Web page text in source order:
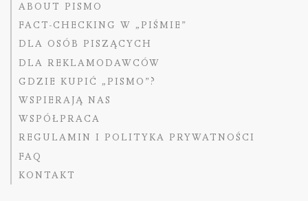
ABOUT PISMO
FACT-CHECKING W „PIŚMIE”
DLA OSÓB PISZĄCYCH
DLA REKLAMODAWCÓW
GDZIE KUPIĆ „PISMO”?
WSPIERAJĄ NAS
WSPÓŁPRACA
REGULAMIN I POLITYKA PRYWATNOŚCI
FAQ
KONTAKT